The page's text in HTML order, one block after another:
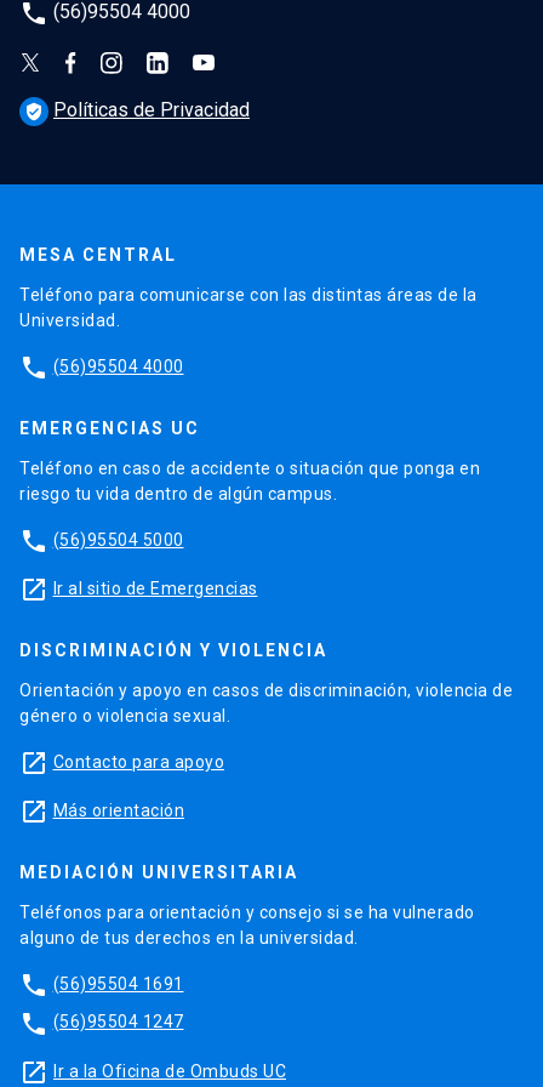
phone (56)95504 4000
verified_user Políticas de Privacidad
MESA CENTRAL
Teléfono para comunicarse con las distintas áreas de la
Universidad.
phone (56)95504 4000
EMERGENCIAS UC
Teléfono en caso de accidente o situación que ponga en
riesgo tu vida dentro de algún campus.
phone (56)95504 5000
launch Ir al sitio de Emergencias
DISCRIMINACIÓN Y VIOLENCIA
Orientación y apoyo en casos de discriminación, violencia de
género o violencia sexual.
launch Contacto para apoyo
launch Más orientación
MEDIACIÓN UNIVERSITARIA
Teléfonos para orientación y consejo si se ha vulnerado
alguno de tus derechos en la universidad.
phone (56)95504 1691
phone (56)95504 1247
launch Ir a la Oficina de Ombuds UC